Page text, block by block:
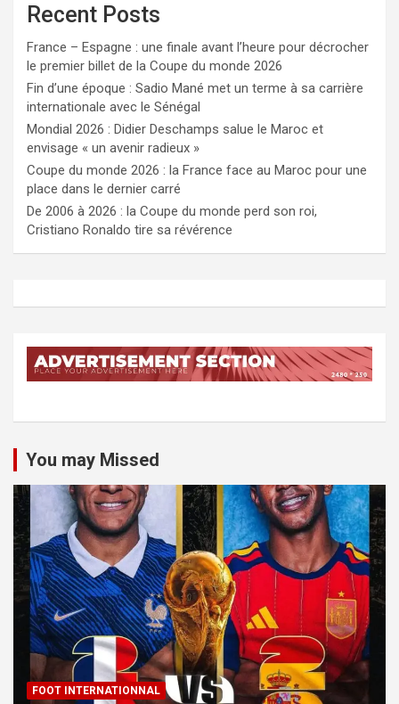
Recent Posts
France – Espagne : une finale avant l’heure pour décrocher
le premier billet de la Coupe du monde 2026
Fin d’une époque : Sadio Mané met un terme à sa carrière
internationale avec le Sénégal
Mondial 2026 : Didier Deschamps salue le Maroc et
envisage « un avenir radieux »
Coupe du monde 2026 : la France face au Maroc pour une
place dans le dernier carré
De 2006 à 2026 : la Coupe du monde perd son roi,
Cristiano Ronaldo tire sa révérence
You may Missed
FOOT INTERNATIONNAL